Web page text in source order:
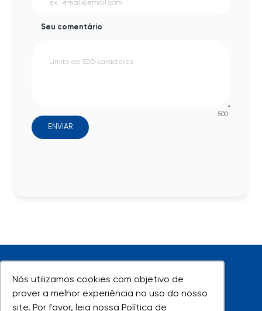
Nós utilizamos cookies com objetivo de
prover a melhor experiência no uso do nosso
site. Por favor, leia nossa Política de
Nós utilizamos cookies com objetivo de
prover a melhor experiência no uso do nosso
site. Por favor, leia nossa Política de
Seu comentário
500
ENVIAR